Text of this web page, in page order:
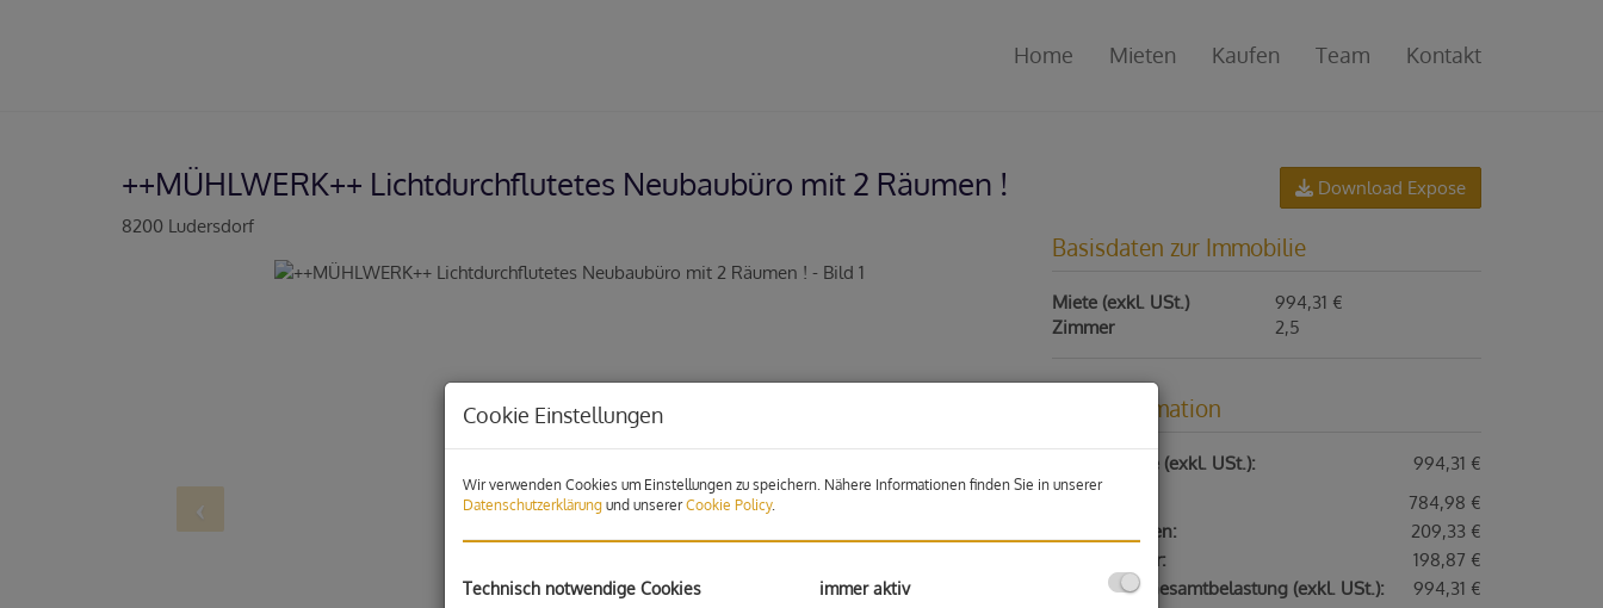
Home Mieten Kaufen Team Kontakt
++MÜHLWERK++ Lichtdurchflutetes Neubaubüro mit 2 Räumen !
8200 Ludersdorf
Download Expose
Basisdaten zur Immobilie
Miete (exkl. USt.)
994,31 €
Zimmer
2,5
Preisinformation
Gesamtmiete (exkl. USt.):
994,31 €
784,98 €
Betriebskosten:
209,33 €
Umsatzsteuer:
198,87 €
monatliche Gesamtbelastung (exkl. USt.):
994,31 €
Cookie Einstellungen
Wir verwenden Cookies um Einstellungen zu speichern. Nähere Informationen finden Sie in unserer
Datenschutzerklärung und unsererCookie Policy.
Technisch notwendige Cookies immer aktiv